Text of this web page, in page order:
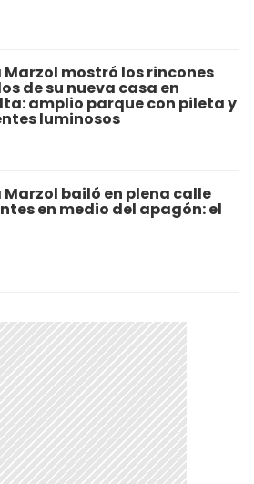
Marzol mostró los rincones
de su nueva casa en
amplio parque con pileta y
luminosos
Marzol bailó en plena calle
en medio del apagón: el